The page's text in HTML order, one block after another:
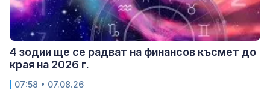
4 зодии ще се радват на финансов късмет до
края на 2026 г.
07:58 • 07.08.26